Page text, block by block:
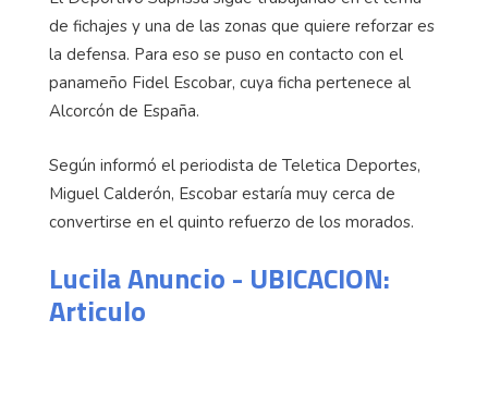
de fichajes y una de las zonas que quiere reforzar es
la defensa. Para eso se puso en contacto con el
panameño Fidel Escobar, cuya ficha pertenece al
Alcorcón de España.
Según informó el periodista de Teletica Deportes,
Miguel Calderón, Escobar estaría muy cerca de
convertirse en el quinto refuerzo de los morados.
Lucila Anuncio - UBICACION:
Articulo